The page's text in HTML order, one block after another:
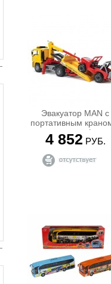
Эвакуатор MAN с
портативным
внедорожником
модуль со звуком и
4 852 РУБ.